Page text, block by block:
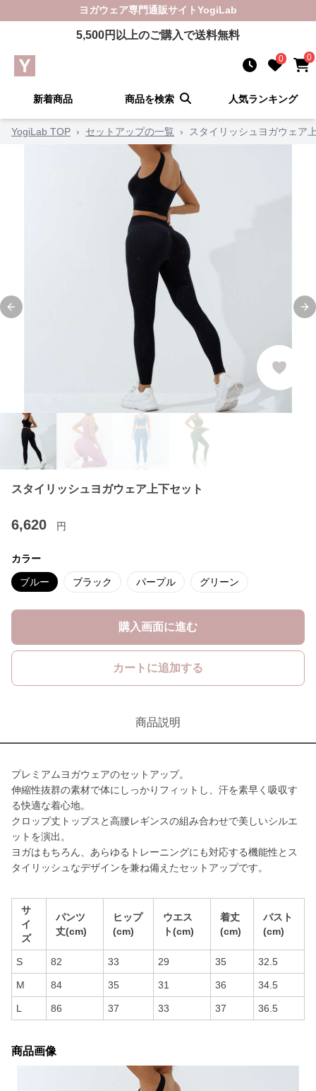
ヨガウェア専門通販サイトYogiLab
5,500円以上のご購入で送料無料
0 0
新着商品 商品を検索 人気ランキング
YogiLab TOP › セットアップの一覧 › スタイリッシュヨガウェア
Previous slide
スタイリッシュヨガウェア上下セット
6,620 円
カラー
ブルー ブラック パープル グリーン
購入画面に進む
カートに追加する
商品説明
プレミアムヨガウェアのセットアップ。
伸縮性抜群の素材で体にしっかりフィットし、汗を素早く吸収す
る快適な着心地。
クロップ丈トップスと高腰レギンスの組み合わせで美しいシルエ
ットを演出。
ヨガはもちろん、あらゆるトレーニングにも対応する機能性とス
タイリッシュなデザインを兼ね備えたセットアップです。
サ
イ
ズ
パンツ
丈(cm)
ヒップ
(cm)
ウエス
ト(cm)
着丈
(cm)
バスト
(cm)
S 82 33 29 35 32.5
M 84 35 31 36 34.5
L 86 37 33 37 36.5
商品画像